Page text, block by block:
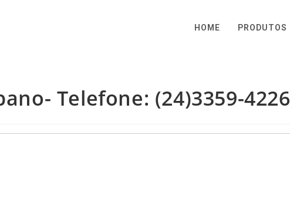
HOME PRODUTOS
Telefone: (24)3359-4226